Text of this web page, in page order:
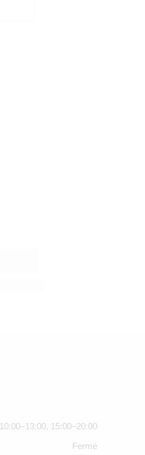
10:00–13:00, 15:00–20:00
Fermé